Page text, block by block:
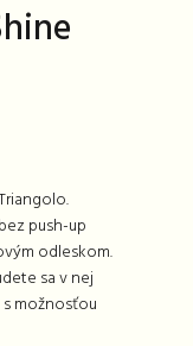
push-up
odleskom.
sa v nej
možnosťou